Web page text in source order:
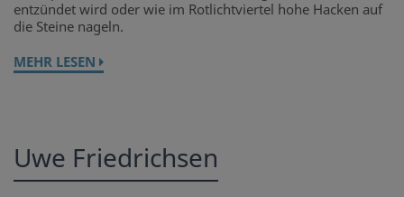
entzündet wird oder wie im Rotlichtviertel hohe Hacken auf
die Steine nageln.
MEHR LESEN
Uwe Friedrichsen